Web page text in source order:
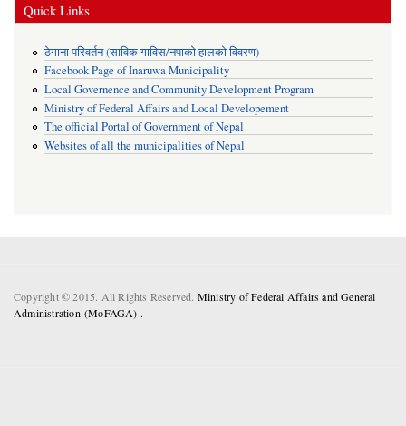
Quick Links
ठेगाना परिवर्तन (साविक गाविस/नपाको हालको विवरण)
Facebook Page of Inaruwa Municipality
Local Governence and Community Development Program
Ministry of Federal Affairs and Local Developement
The official Portal of Government of Nepal
Websites of all the municipalities of Nepal
Copyright © 2015. All Rights Reserved. Ministry of Federal Affairs and General
Administration (MoFAGA) .